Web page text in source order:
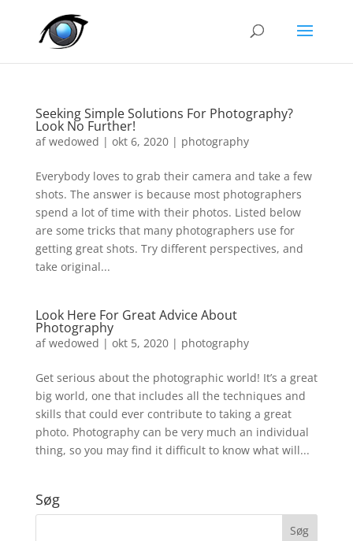
Seeking Simple Solutions For Photography?
Look No Further!
afwedowed | okt 6, 2020| photography
Everybody loves to grab their camera and take a few
shots. The answer is because most photographers
spend a lot of time with their photos. Listed below
are some tricks that many photographers use for
getting great shots. Try different perspectives, and
take original...
Look Here For Great Advice About
Photography
afwedowed | okt 5, 2020| photography
Get serious about the photographic world! It’s a great
big world, one that includes all the techniques and
skills that could ever contribute to taking a great
photo. Photography can be very much an individual
thing, so you may find it difficult to know what will...
Søg